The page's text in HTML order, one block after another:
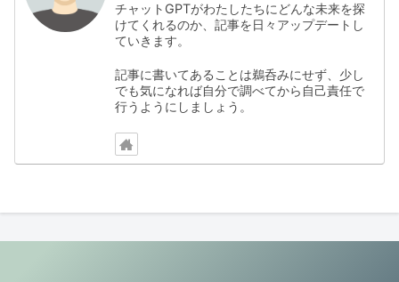
チャットGPTがわたしたちにどんな未来を探
けてくれるのか、記事を日々アップデートし
ていきます。
記事に書いてあることは鵜呑みにせず、少し
でも気になれば自分で調べてから自己責任で
行うようにしましょう。